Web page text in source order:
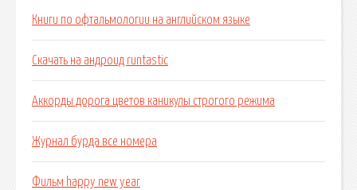
Книги по офтальмологии на английском языке
Скачать на андроид runtastic
Аккорды дорога цветов каникулы строгого режима
Журнал бурда все номера
Фильм happy new year